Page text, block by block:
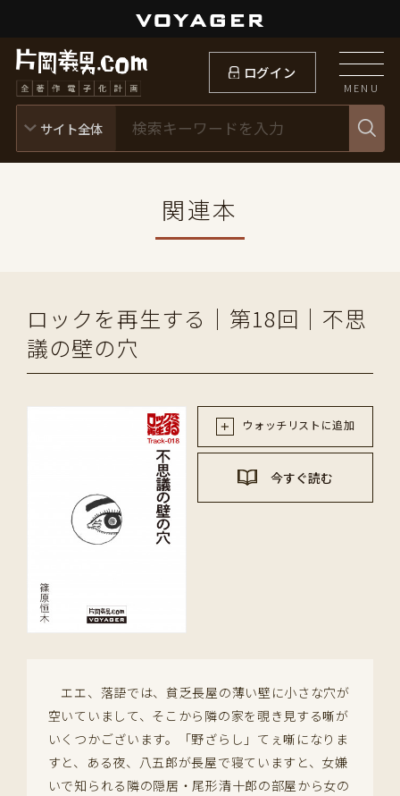
ログイン
MENU
関連本
ロックを再生する｜第18回｜不思
議の壁の穴
ウォッチリストに追加
今すぐ読む
エエ、落語では、貧乏長屋の薄い壁に小さな穴が
空いていまして、そこから隣の家を覗き見する噺が
いくつかございます。「野ざらし」てぇ噺になりま
すと、ある夜、八五郎が長屋で寝ていますと、女嫌
いで知られる隣の隠居・尾形清十郎の部屋から女の